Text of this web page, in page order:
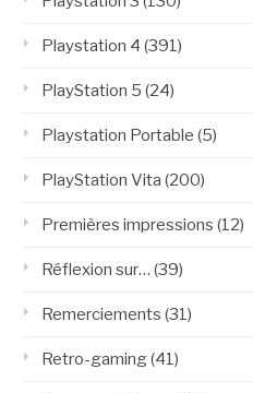
Playstation 4 (391)
PlayStation 5 (24)
Playstation Portable (5)
PlayStation Vita (200)
Premières impressions (12)
Réflexion sur… (39)
Remerciements (31)
Retro-gaming(41)